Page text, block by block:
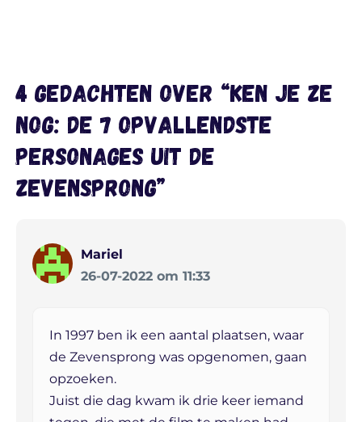
4 gedachten over “Ken je ze
nog: de 7 opvallendste
personages uit De
Zevensprong”
Mariel
26-07-2022 om 11:33
In 1997 ben ik een aantal plaatsen, waar
de Zevensprong was opgenomen, gaan
opzoeken.
Juist die dag kwam ik drie keer iemand